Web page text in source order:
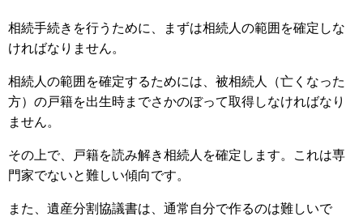
相続手続きを行うために、まずは相続人の範囲を確定しな
ければなりません。
相続人の範囲を確定するためには、被相続人（亡くなった
方）の戸籍を出生時までさかのぼって取得しなければなり
ません。
その上で、戸籍を読み解き相続人を確定します。これは専
門家でないと難しい傾向です。
また、遺産分割協議書は、通常自分で作るのは難しいで